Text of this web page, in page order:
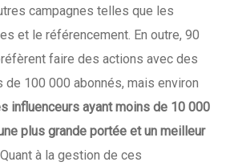
campagnes telles que les
et le référencement. En outre, 90
faire des actions avec des
100 000 abonnés, mais environ
influenceurs ayant moins de 10 000
plus grande portée et un meilleur
Quant à la gestion de ces